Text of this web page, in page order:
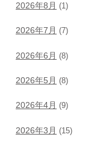
2026年8月 (1)
2026年7月 (7)
2026年6月 (8)
2026年5月 (8)
2026年4月 (9)
2026年3月 (15)